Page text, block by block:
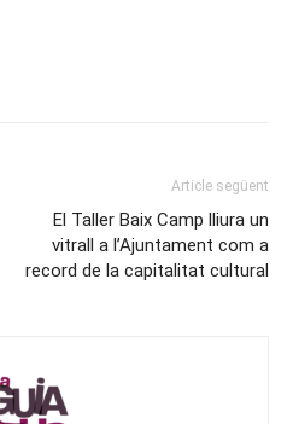
Article següent
El Taller Baix Camp lliura un
vitrall a l’Ajuntament com a
record de la capitalitat cultural